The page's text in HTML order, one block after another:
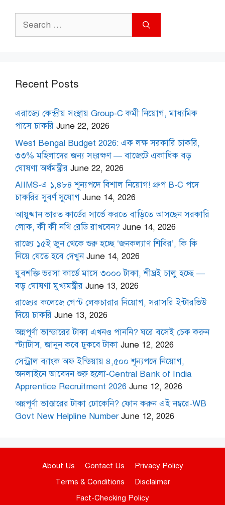
Search
Recent Posts
এরাজ্যে কেন্দ্রীয় সংস্থায় Group-C কর্মী নিয়োগ, মাধ্যমিক
পাসে চাকরি June 22, 2026
West Bengal Budget 2026: এক লক্ষ সরকারি চাকরি,
৩৩% মহিলাদের জন্য সংরক্ষণ — বাজেটে একাধিক বড়
ঘোষণা অর্থমন্ত্রীর June 22, 2026
AIIMS-এ ১,৪৮৪ শূন্যপদে বিশাল নিয়োগ! গ্রুপ B-C পদে
চাকরির সুবর্ণ সুযোগ June 14, 2026
আয়ুষ্মান ভারত কার্ডের সার্ভে করতে বাড়িতে আসছেন সরকারি
লোক, কী কী নথি রেডি রাখবেন? June 14, 2026
রাজ্যে ১৫ই জুন থেকে শুরু হচ্ছে ‘জনকল্যাণ শিবির’, কি কি
নিয়ে যেতে হবে দেখুন June 14, 2026
যুবশক্তি ভরসা কার্ডে মাসে ৩০০০ টাকা, শীঘ্রই চালু হচ্ছে —
বড় ঘোষণা মুখ্যমন্ত্রীর June 13, 2026
রাজ্যের কলেজে গেস্ট লেকচারার নিয়োগ, সরাসরি ইন্টারভিউ
দিয়ে চাকরি June 13, 2026
অন্নপূর্ণা ভান্ডারের টাকা এখনও পাননি? ঘরে বসেই চেক করুন
স্ট্যাটাস, জানুন কবে ঢুকবে টাকা June 12, 2026
সেন্ট্রাল ব্যাংক অফ ইন্ডিয়ায় ৪,৫০০ শূন্যপদে নিয়োগ,
অনলাইনে আবেদন শুরু হলো-Central Bank of India
Apprentice Recruitment 2026 June 12, 2026
অন্নপূর্ণা ভাণ্ডারের টাকা ঢোকেনি? ফোন করুন এই নম্বরে-WB
Govt New Helpline Number June 12, 2026
About Us Contact Us
Privacy Policy
Terms & Conditions
Disclaimer
Fact-Checking Policy